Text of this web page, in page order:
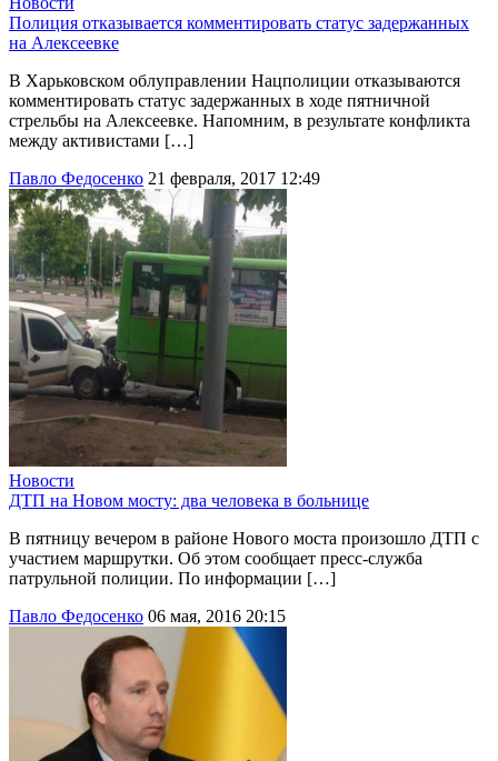
Полиция отказывается комментировать статус задержанных
на Алексеевке
В Харьковском облуправлении Нацполиции отказываются
комментировать статус задержанных в ходе пятничной
стрельбы на Алексеевке. Напомним, в результате конфликта
между активистами […]
Павло Федосенко 21 февраля, 2017 12:49
Новости
ДТП на Новом мосту: два человека в больнице
В пятницу вечером в районе Нового моста произошло ДТП с
участием маршрутки. Об этом сообщает пресс-служба
патрульной полиции. По информации […]
Павло Федосенко 06 мая, 2016 20:15